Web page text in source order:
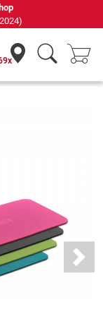
Next